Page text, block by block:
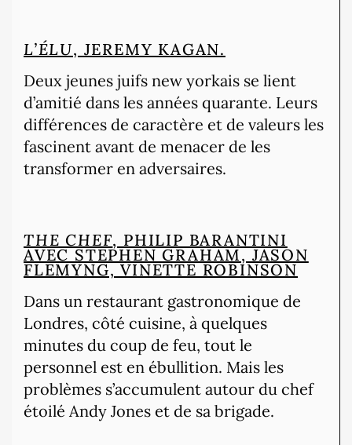
L’ÉLU, JEREMY KAGAN.
Deux jeunes juifs new yorkais se lient
d’amitié dans les années quarante. Leurs
différences de caractère et de valeurs les
fascinent avant de menacer de les
transformer en adversaires.
THE CHEF, PHILIP BARANTINI
AVEC STEPHEN GRAHAM, JASON
FLEMYNG, VINETTE ROBINSON
Dans un restaurant gastronomique de
Londres, côté cuisine, à quelques
minutes du coup de feu, tout le
personnel est en ébullition. Mais les
problèmes s’accumulent autour du chef
étoilé Andy Jones et de sa brigade.